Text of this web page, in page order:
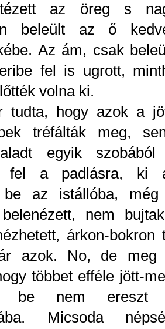
az öreg s
beleült az ő
Az ám, csak
fel is ugrott,
volna ki.
tudta, hogy azok a
tréfálták meg,
egyik
fel a padlásra, ki
be az istállóba,
nem
árkon-bokron
azok. No, de meg
többet efféle jött-
be nem ereszt
Micsoda